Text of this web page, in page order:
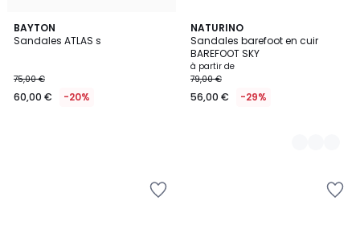
BAYTON
Sandales ATLAS s
75,00 €
60,00 € -20%
NATURINO
Sandales barefoot en cuir
BAREFOOT SKY
à partir de
79,00 €
56,00 € -29%
2
Couleurs